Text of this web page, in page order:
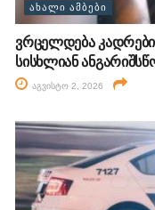
ᲐᲮᲐᲚᲘ ᲐᲛᲑᲔᲑᲘ
ვრცელდება
სისხლიან
აგვისტო 2, 2026